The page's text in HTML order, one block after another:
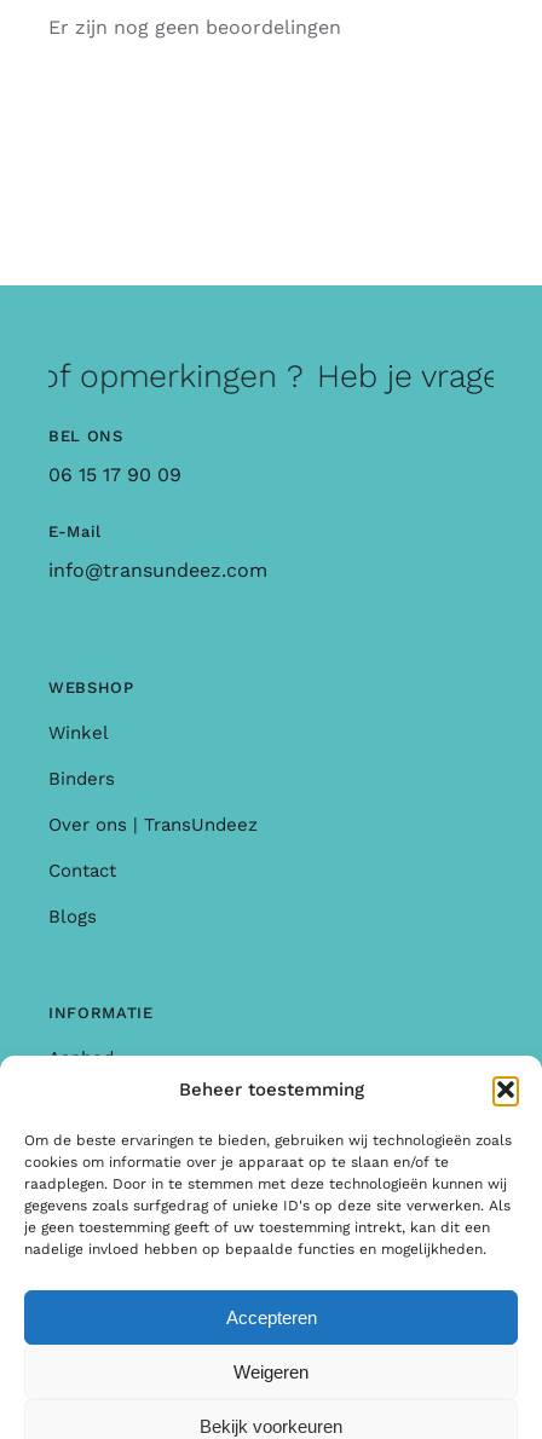
Beheer toestemming
Om de beste ervaringen te bieden, gebruiken wij technologieën zoals
cookies om informatie over je apparaat op te slaan en/of te
raadplegen. Door in te stemmen met deze technologieën kunnen wij
gegevens zoals surfgedrag of unieke ID's op deze site verwerken. Als
je geen toestemming geeft of uw toestemming intrekt, kan dit een
nadelige invloed hebben op bepaalde functies en mogelijkheden.
Accepteren
Weigeren
Bekijk voorkeuren
Er zijn nog geen beoordelingen
of opmerkingen ? Heb je vragen
BEL ONS
06 15 17 90 09
E-Mail
info@transundeez.com
WEBSHOP
Winkel
Binders
Over ons | TransUndeez
Contact
Blogs
INFORMATIE
Aanbod
Garantie & Klachten
Algemene Voorwaarden
Privacy Policy
Informatie
Internetbureau Scriptex